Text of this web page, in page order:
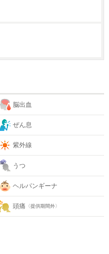
脳出血
ぜん息
紫外線
うつ
ヘルパンギーナ
頭痛 〈提供期間外〉